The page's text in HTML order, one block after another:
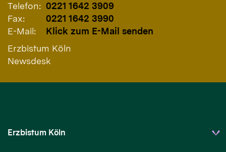
Telefon: 0221 1642 3909
Fax:
0221 1642 3990
E-Mail:
Klick zum E-Mail senden
Erzbistum Köln
Newsdesk
Erzbistum Köln